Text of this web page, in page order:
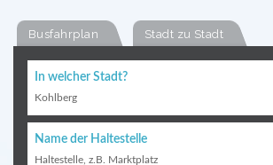
Busfahrplan Stadt zu Stadt
In welcher Stadt?
Kohlberg
Name der Haltestelle
Haltestelle, z.B. Marktplatz